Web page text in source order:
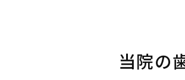
当院の